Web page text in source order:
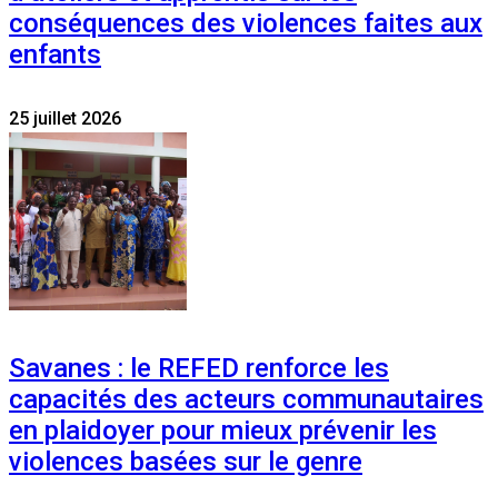
conséquences des violences faites aux
enfants
25 juillet 2026
Savanes : le REFED renforce les
capacités des acteurs communautaires
en plaidoyer pour mieux prévenir les
violences basées sur le genre